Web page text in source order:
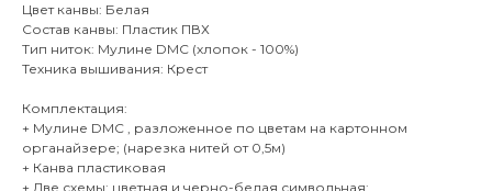
Цвет канвы: Белая
Состав канвы: Пластик ПВХ
Тип ниток: Мулине DMC (хлопок - 100%)
Техника вышивания: Крест
Комплектация:
+ Мулине DMC , разложенное по цветам на картонном
органайзере; (нарезка нитей от 0,5м)
+ Канва пластиковая
+ Две схемы: цветная и черно-белая символьная: